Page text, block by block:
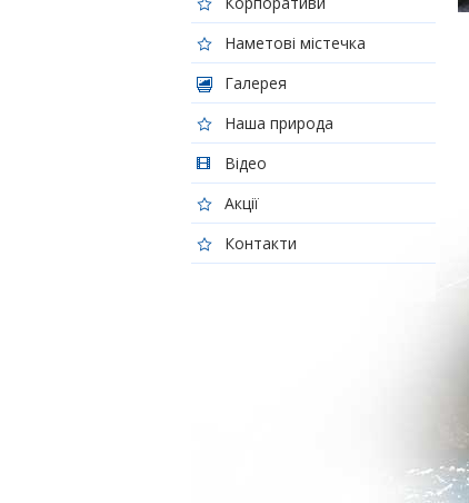
Наметові містечка
Галерея
Наша природа
Відео
Акції
Контакти